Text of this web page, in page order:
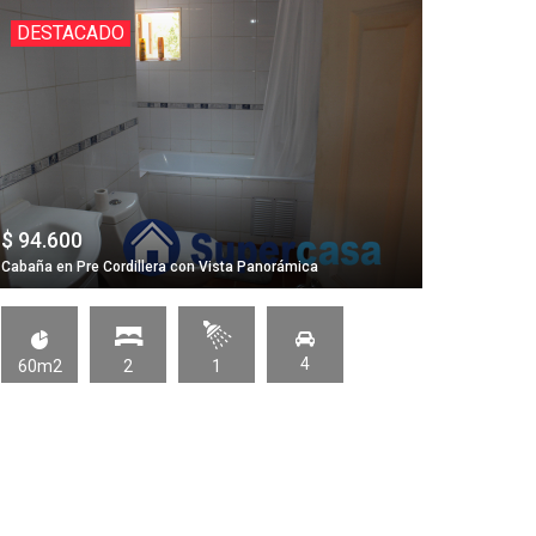
DESTACADO
$ 94.600
Cabaña en Pre Cordillera con Vista Panorámica
60m2 2 1 4